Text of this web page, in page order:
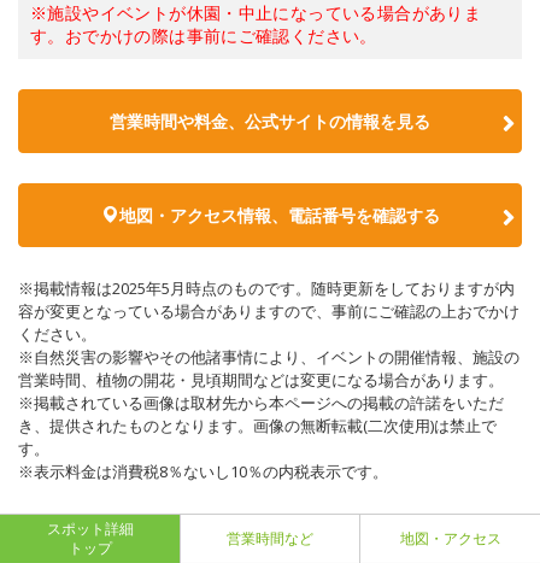
※施設やイベントが休園・中止になっている場合がありま
す。おでかけの際は事前にご確認ください。
営業時間や料金、公式サイトの情報を見る
地図・アクセス情報、電話番号を確認する
※掲載情報は2025年5月時点のものです。随時更新をしておりますが内
容が変更となっている場合がありますので、事前にご確認の上おでかけ
ください。
※自然災害の影響やその他諸事情により、イベントの開催情報、施設の
営業時間、植物の開花・見頃期間などは変更になる場合があります。
※掲載されている画像は取材先から本ページへの掲載の許諾をいただ
き、提供されたものとなります。画像の無断転載(二次使用)は禁止で
す。
※表示料金は消費税8％ないし10％の内税表示です。
スポット詳細
トップ
営業時間など 地図・アクセス